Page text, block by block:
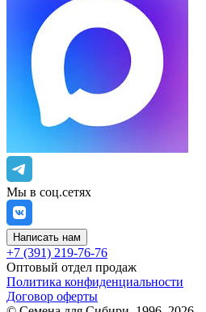
Мы в соц.сетях
Написать нам
+7 (391) 219-76-76
Оптовый отдел продаж
Политика конфиденциальности
Договор оферты